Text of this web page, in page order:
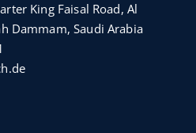
King Faisal Road, Al
Dammam, Saudi Arabia